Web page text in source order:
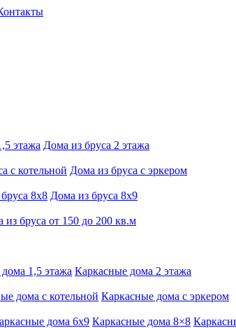
этажа Дома из бруса 2 этажа
с котельной Дома из бруса с эркером
8х8 Дома из бруса 8х9
из бруса от 150 до 200 кв.м
1,5 этажа Каркасные дома 2 этажа
дома с котельной Каркасные дома с эркером
дома 6x9 Каркасные дома 8×8